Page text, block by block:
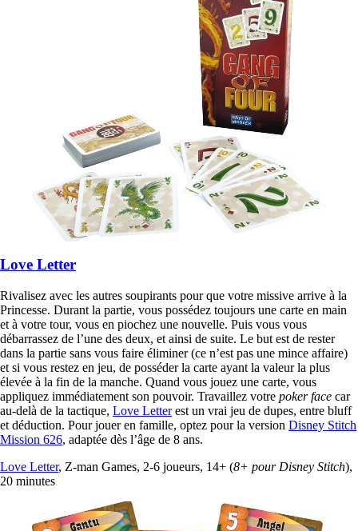
Love Letter
Rivalisez avec les autres soupirants pour que votre missive arrive à la
Princesse. Durant la partie, vous possédez toujours une carte en main
et à votre tour, vous en piochez une nouvelle. Puis vous vous
débarrassez de l’une des deux, et ainsi de suite. Le but est de rester
dans la partie sans vous faire éliminer (ce n’est pas une mince affaire)
et si vous restez en jeu, de posséder la carte ayant la valeur la plus
élevée à la fin de la manche. Quand vous jouez une carte, vous
appliquez immédiatement son pouvoir. Travaillez votre poker face car
au-delà de la tactique, Love Letterest un vrai jeu de dupes, entre bluff
et déduction. Pour jouer en famille, optez pour la version Disney Stitch
Mission 626, adaptée dès l’âge de 8 ans.
Love Letter, Z-man Games, 2-6 joueurs, 14+ (8+ pour Disney Stitch),
20 minutes